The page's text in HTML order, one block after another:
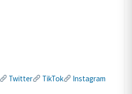
Twitter TikTok
Instagram